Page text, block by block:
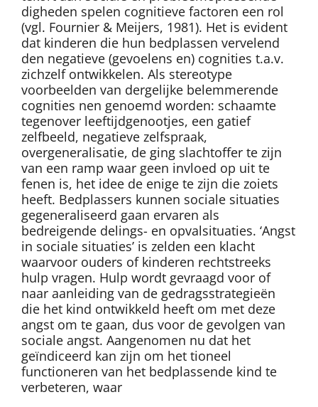
digheden spelen cognitieve factoren een rol
(vgl. Fournier & Meijers, 1981). Het is evident
dat kinderen die hun bedplassen vervelend
den negatieve (gevoelens en) cognities t.a.v.
zichzelf ontwikkelen. Als stereotype
voorbeelden van dergelijke belemmerende
cognities nen genoemd worden: schaamte
tegenover leeftijdgenootjes, een gatief
zelfbeeld, negatieve zelfspraak,
overgeneralisatie, de ging slachtoffer te zijn
van een ramp waar geen invloed op uit te
fenen is, het idee de enige te zijn die zoiets
heeft. Bedplassers kunnen sociale situaties
gegeneraliseerd gaan ervaren als
bedreigende delings- en opvalsituaties. ‘Angst
in sociale situaties’ is zelden een klacht
waarvoor ouders of kinderen rechtstreeks
hulp vragen. Hulp wordt gevraagd voor of
naar aanleiding van de gedragsstrategieën
die het kind ontwikkeld heeft om met deze
angst om te gaan, dus voor de gevolgen van
sociale angst. Aangenomen nu dat het
geïndiceerd kan zijn om het tioneel
functioneren van het bedplassende kind te
verbeteren, waar